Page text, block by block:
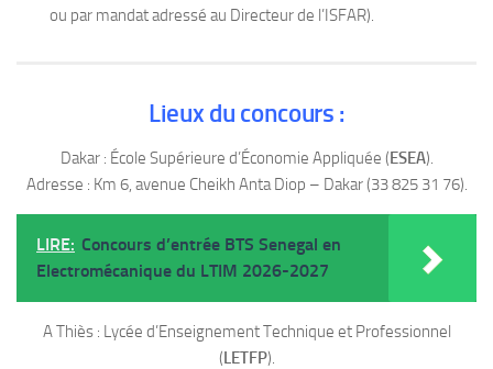
ou par mandat adressé au Directeur de l’ISFAR).
Lieux du concours :
Dakar : École Supérieure d’Économie Appliquée (ESEA).
Adresse : Km 6, avenue Cheikh Anta Diop – Dakar (33 825 31 76).
LIRE: Concours d’entrée BTS Senegal en
Electromécanique du LTIM 2026-2027
A Thiès : Lycée d’Enseignement Technique et Professionnel
(LETFP).